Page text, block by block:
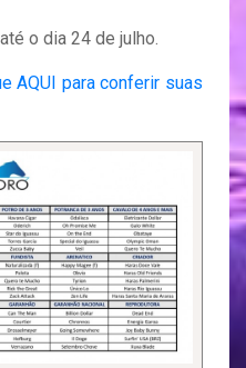
o dia 24 de julho.
AQUI para conferir suas